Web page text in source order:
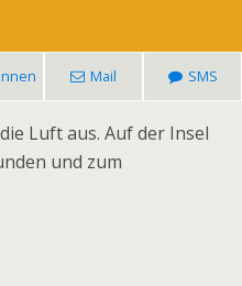
Mail SMS
Luft aus. Auf der Insel
und zum